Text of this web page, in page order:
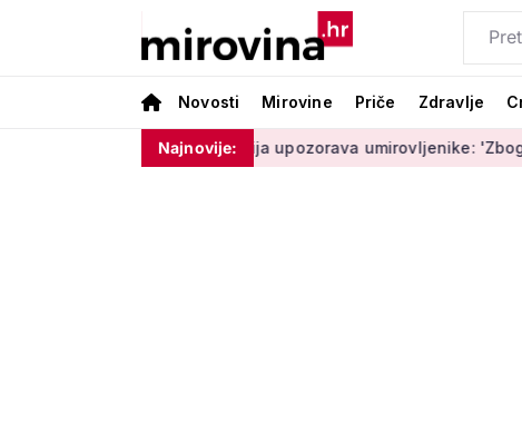
Novosti Mirovine Priče Zdravlje
Najnovije:
Policija upozorava umirovljenike: 'Zbog